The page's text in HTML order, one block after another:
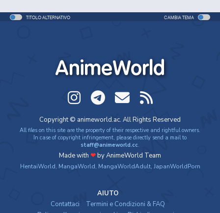
TITOLO ALTERNATIVO CAMBIA TEMA
AnimeWorld
Copyright © animeworld.ac. All Rights Reserved
All files on this site are the property of their respective and rightful owners.
In case of copyright infringement, please directly send a mail to
staff@animeworld.cc.
Made with ❤by AnimeWorld Team
HentaiWorld, MangaWorld, MangaWorldAdult, JapanWorldPorn
AIUTO
Contattaci
Termini e Condizioni & FAQ